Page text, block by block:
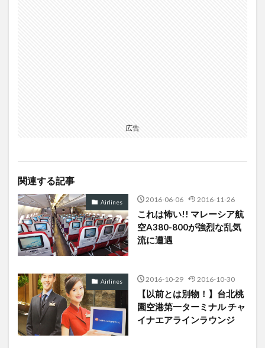
広告
関連する記事
Airlines 2016-06-06 2016-11-26
これは怖い!! マレーシア航
空A380-800が強烈な乱気
流に遭遇
Airlines 2016-10-29 2016-10-30
【以前とは別物！】台北桃
園空港第一ターミナル チャ
イナエアラインラウンジ